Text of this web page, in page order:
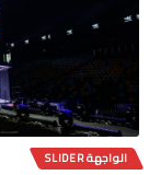
الواجهة SLIDER